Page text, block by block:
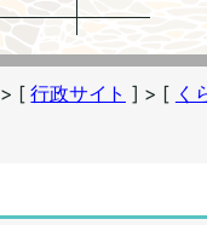
> [行政サイト ] > [ く